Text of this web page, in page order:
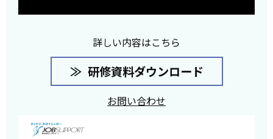
詳しい内容はこちら
研修資料ダウンロード
お問い合わせ